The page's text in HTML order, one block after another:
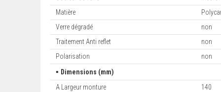
Matière
Verre dégradé
non
Traitement Anti reflet
non
Polarisation
non
▪ Dimensions (mm)
A Largeur monture
140